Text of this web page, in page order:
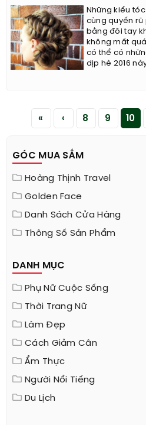
Những kiểu
cùng quyến rũ
bằng đôi tay
không mất
có thể có
dịp hè 2016
« ‹ 8 9 10
GÓC MUA SẮM
Hoàng Thịnh Travel
Golden Face
Danh Sách Cửa Hàng
Thông Số Sản Phẩm
DANH MỤC
Phụ Nữ Cuộc Sống
Thời Trang Nữ
Làm Đẹp
Cách Giảm Cân
Ẩm Thực
Người Nổi Tiếng
Du Lịch